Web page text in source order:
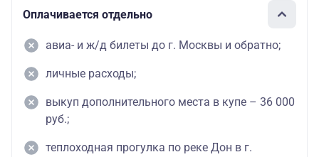
Оплачивается отдельно
авиа- и ж/д билеты до г. Москвы и обратно;
личные расходы;
выкуп дополнительного места в купе – 36 000
руб.;
теплоходная прогулка по реке Дон в г.